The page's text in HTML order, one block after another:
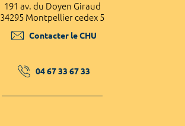
191 av. du Doyen Giraud
34295 Montpellier cedex 5
Contacter le CHU
04 67 33 67 33